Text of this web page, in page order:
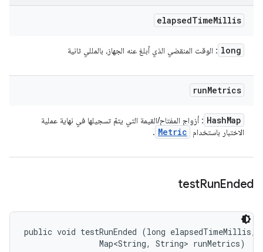
elapsedTimeMillis
long : الوقت المنقضي الذي أبلغ عنه الجهاز، بالمللي ثانية
runMetrics
HashMap
: أزواج المفتاح/القيمة التي يتمّ تسجيلها في نهاية عملية
الاختبار باستخدام
Metric
.
testRunEnded
public void testRunEnded (long elapsedTimeMillis,
                Map<String, String> runMetrics)